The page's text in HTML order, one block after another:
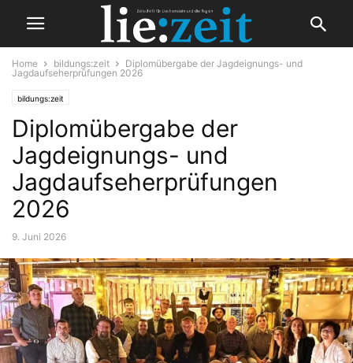
Home bildungs:zeit
Diplomübergabe der Jagdeignungs- und
Jagdaufseherprüfungen 2026
bildungs:zeit
Diplomübergabe der
Jagdeignungs- und
Jagdaufseherprüfungen
2026
9. Juni 2026